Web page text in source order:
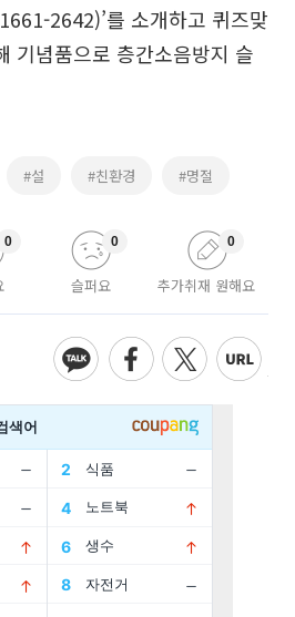
2642)’를 소개하고 퀴즈맞
기념품으로 층간소음방지 슬
#설 #친환경 #명절
0
슬퍼요
0
추가취재 원해요
0